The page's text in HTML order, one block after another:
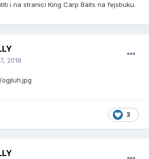
i na stranici King Carp Baits na fejsbuku.
2018
3